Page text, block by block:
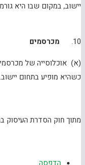
יישוב, במקום שבו היא
10.
מכרסמים
(א) אוכלוסייה של
כשהיא מופיע בתחום יישוב.
מתוך חוק הסדרת העיסוק